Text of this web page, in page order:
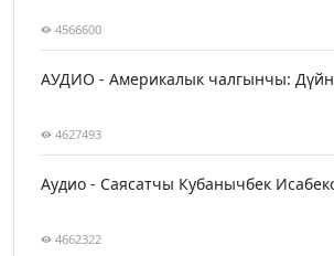
4566600
АУДИО - Америкалык чалгынчы:
4627493
Аудио - Саясатчы Кубанычбек
4662322